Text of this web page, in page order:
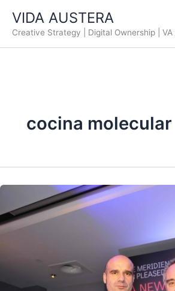
contenido
VIDA AUSTERA
Creative Strategy | Digital Ownership | VA
cocina molecular